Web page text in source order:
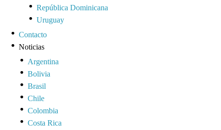
República Dominicana
Uruguay
Contacto
Noticias
Argentina
Bolivia
Brasil
Chile
Colombia
Costa Rica